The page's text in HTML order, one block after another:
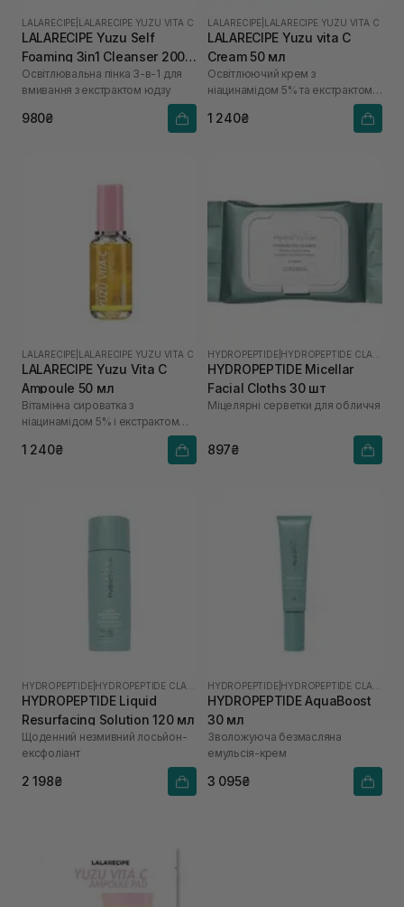
LALARECIPE LALARECIPE YUZU VITA C
LALARECIPE Yuzu Self
Foaming 3in1 Cleanser 200
мл
Освітлювальна пінка 3-в-1 для
вмивання з екстрактом юдзу
980₴
LALARECIPE LALARECIPE YUZU VITA C
LALARECIPE Yuzu vita C
Cream 50 мл
Освітлюючий крем з
ніацинамідом 5% та екстрактом
1 240₴
LALARECIPE LALARECIPE YUZU VITA C
LALARECIPE Yuzu Vita C
Ampoule 50 мл
Вітамінна сироватка з
ніацинамідом 5% і екстрактом
1 240₴
HYDROPEPTIDE
HYDROPEPTIDE Micellar
Facial Cloths 30 шт
Міцелярні серветки для обличчя
897₴
HYDROPEPTIDE
HYDROPEPTIDE Liquid
Resurfacing Solution 120 мл
Щоденний незмивний лосьйон-
ексфоліант
2 198₴
HYDROPEPTIDE
HYDROPEPTIDE AquaBoost
30 мл
Зволожуюча безмасляна
емульсія-крем
3 095₴